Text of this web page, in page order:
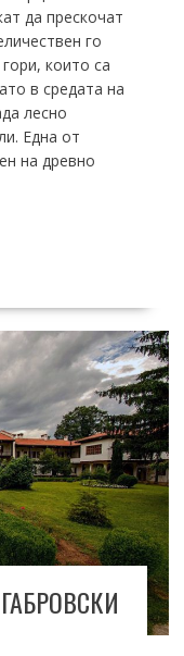
да прескочат
го
които са
в средата на
лесно
Една от
на древно